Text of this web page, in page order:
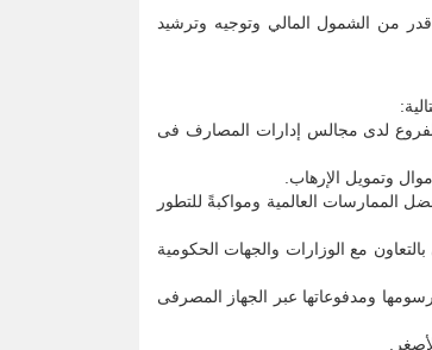
من الشمول المالي وتوجيه وترشيد
لدى مجالس إدارات المصارف فى
وتمويل الإرهاب.
الممارسات العالمية ومواكبةً للتطور
مع الوزارات والجهات الحكومية
ومدفوعاتها عبر الجهاز المصرفى